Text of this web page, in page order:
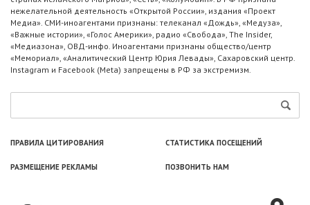
нежелательной деятельность «Открытой России», издания «Проект
Медиа». СМИ-иноагентами признаны: телеканал «Дождь», «Медуза»,
«Важные истории», «Голос Америки», радио «Свобода», The Insider,
«Медиазона», ОВД-инфо. Иноагентами признаны общество/центр
«Мемориал», «Аналитический Центр Юрия Левады», Сахаровский центр.
Instagram и Facebook (Metа) запрещены в РФ за экстремизм.
ПРАВИЛА ЦИТИРОВАНИЯ СТАТИСТИКА ПОСЕЩЕНИЙ
РАЗМЕЩЕНИЕ РЕКЛАМЫ ПОЗВОНИТЬ НАМ